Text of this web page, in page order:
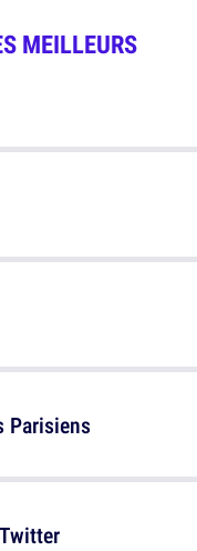
MEILLEURS
Parisiens